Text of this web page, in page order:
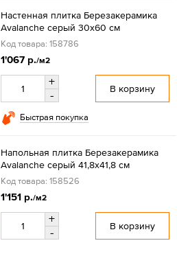
Настенная плитка Березакерамика
Avalanche серый 30x60 см
Код товара: 158786
1'067 р./м2
+
-
В корзину
Быстрая покупка
Напольная плитка Березакерамика
Avalanche серый 41,8х41,8 см
Код товара: 158526
1'151 р./м2
+
-
В корзину